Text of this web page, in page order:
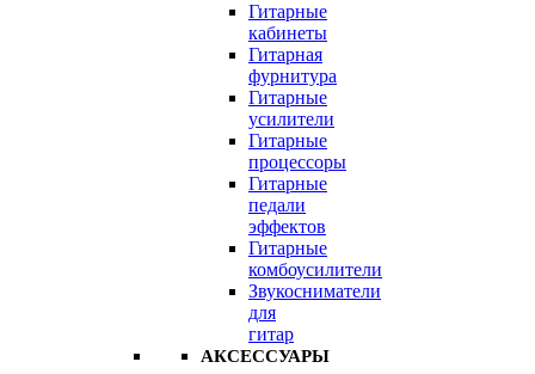
Гитарные
кабинеты
Гитарная
фурнитура
Гитарные
усилители
Гитарные
процессоры
Гитарные
педали
эффектов
Гитарные
комбоусилители
Звукосниматели
для
гитар
АКСЕССУАРЫ